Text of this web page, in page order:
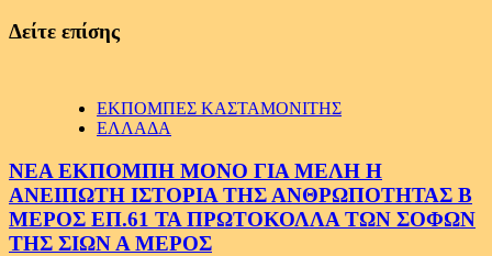
Δείτε επίσης
ΕΚΠΟΜΠΕΣ ΚΑΣΤΑΜΟΝΙΤΗΣ
ΕΛΛΑΔΑ
ΝΕΑ ΕΚΠΟΜΠΗ ΜΟΝΟ ΓΙΑ ΜΕΛΗ Η
ΑΝΕΙΠΩΤΗ ΙΣΤΟΡΙΑ ΤΗΣ ΑΝΘΡΩΠΟΤΗΤΑΣ Β
ΜΕΡΟΣ ΕΠ.61 ΤΑ ΠΡΩΤΟΚΟΛΛΑ ΤΩΝ ΣΟΦΩΝ
ΤΗΣ ΣΙΩΝ Α ΜΕΡΟΣ